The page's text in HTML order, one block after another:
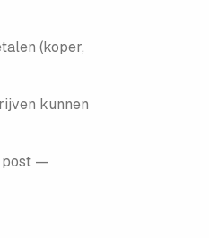
(koper,
kunnen
post —